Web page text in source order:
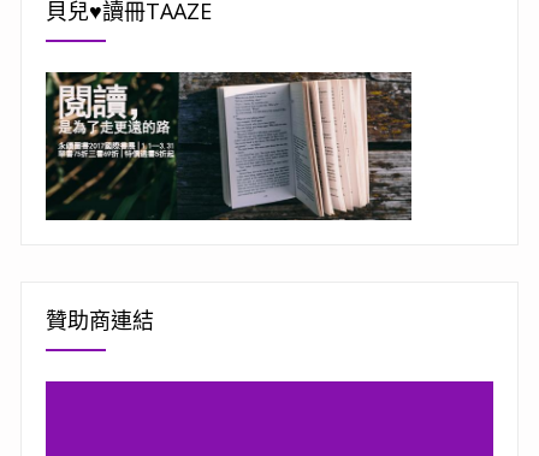
貝兒♥讀冊TAAZE
贊助商連結